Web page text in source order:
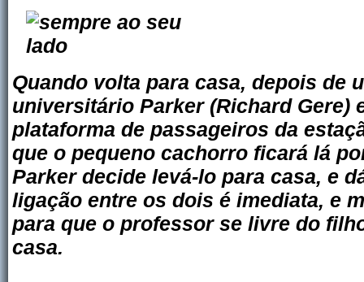
Quando volta para casa, depois de
universitário Parker (Richard Gere)
plataforma de passageiros da
que o pequeno cachorro ficará lá
Parker decide levá-lo para casa, e
ligação entre os dois é imediata, e
para que o professor se livre do
casa.